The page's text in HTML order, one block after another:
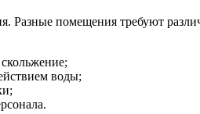
Разные помещения требуют
воды;